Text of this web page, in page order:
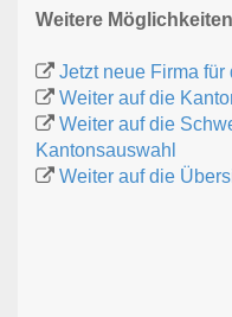
Weitere
Jetzt neue Firma für
Weiter auf die
Weiter auf die
Kantonsauswahl
Weiter auf die